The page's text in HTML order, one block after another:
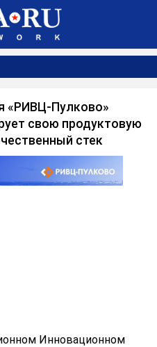
«РИВЦ-Пулково»
свою продуктовую
стек
Инновационном